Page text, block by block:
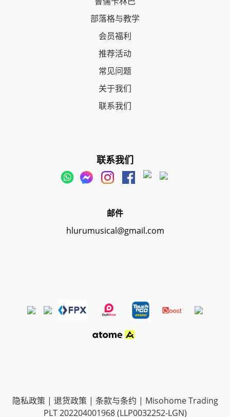
部落格与教学
会员福利
推荐活动
常见问题
关于我们
联系我们
联系我们
邮件
hlurumusical@gmail.com
隐私政策 | 退货政策 | 条款与条约 | Misohome Trading
PLT 202204001968 (LLP0032252-LGN)